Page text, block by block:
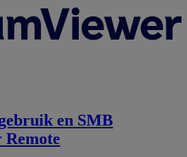
en SMB
Remote